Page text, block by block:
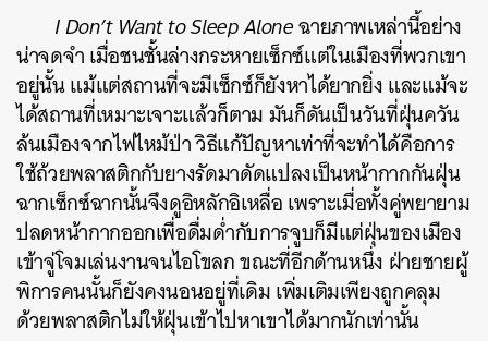
I Don’t Want to Sleep Aloneฉายภาพเหล่านี้อย่าง
น่าจดจำ เมื่อชนชั้นล่างกระหายเซ็กซ์แต่ในเมืองที่พวกเขา
อยู่นั้น แม้แต่สถานที่จะมีเซ็กซ์ก็ยังหาได้ยากยิ่ง และแม้จะ
ได้สถานที่เหมาะเจาะแล้วก็ตาม มันก็ดันเป็นวันที่ฝุ่นควัน
ล้นเมืองจากไฟไหม้ป่า วิธีแก้ปัญหาเท่าที่จะทำได้คือการ
ใช้ถ้วยพลาสติกกับยางรัดมาดัดแปลงเป็นหน้ากากกันฝุ่น
ฉากเซ็กซ์ฉากนั้นจึงดูอิหลักอิเหลื่อ เพราะเมื่อทั้งคู่พยายาม
ปลดหน้ากากออกเพื่อดื่มด่ำกับการจูบก็มีแต่ฝุ่นของเมือง
เข้าจู่โจมเล่นงานจนไอโขลก ขณะที่อีกด้านหนึ่ง ฝ่ายชายผู้
พิการคนนั้นก็ยังคงนอนอยู่ที่เดิม เพิ่มเติมเพียงถูกคลุม
ด้วยพลาสติกไม่ให้ฝุ่นเข้าไปหาเขาได้มากนักเท่านั้น